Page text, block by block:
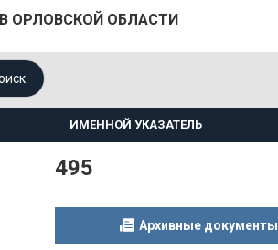
ОРЛОВСКОЙ ОБЛАСТИ
ИМЕННОЙ УКАЗАТЕЛЬ
495
Архивные документы